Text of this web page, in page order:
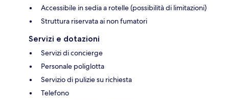
Accessibile in sedia a rotelle (possibilità di limitazioni)
Struttura riservata ai non fumatori
Servizi e dotazioni
Servizi di concierge
Personale poliglotta
Servizio di pulizie su richiesta
Telefono